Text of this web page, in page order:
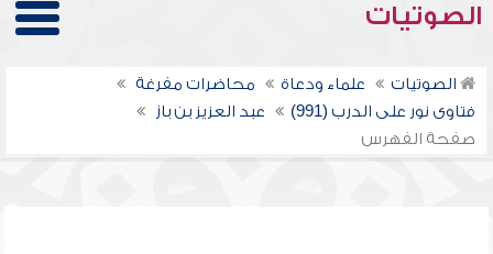
الصوتيات
الصوتيات علماء ودعاة
محاضرات مفرغة
فتاوى نور على الدرب (991)
عبد العزيز بن باز
صفحة الفهرس